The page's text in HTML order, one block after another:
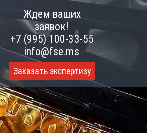
Ждем ваших
заявок!
+7 (995) 100-33-55
info@fse.ms
Заказать экспертизу